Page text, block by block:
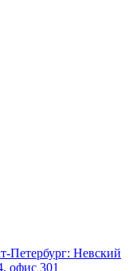
Петербург: Невский
офис 301